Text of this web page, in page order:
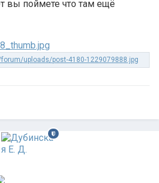
поймете что там ещё